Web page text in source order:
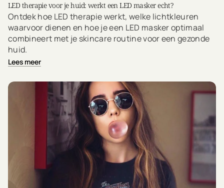
LED therapie voor je huid: werkt een LED masker echt?
Ontdek hoe LED therapie werkt, welke lichtkleuren
waarvoor dienen en hoe je een LED masker optimaal
combineert met je skincare routine voor een gezonde
huid.
Lees meer